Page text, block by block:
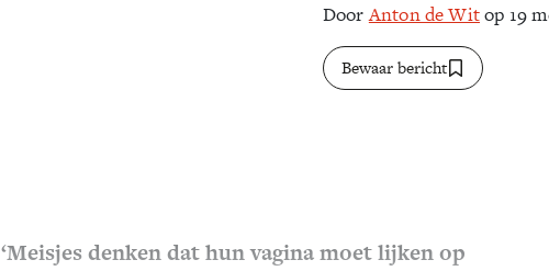
DoorAnton de Witop 19
Bewaar bericht
‘Meisjes denken dat hun vagina moet lijken op